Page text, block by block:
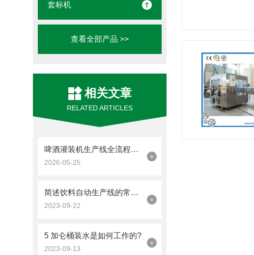
套标机
查看全部产品 >>
相关文章
RELATED ARTICLES
啤酒灌装机生产线全流程解析：从空瓶回收到成品入库的自动化之旅
2026-05-25
+
简述饮料自动生产线的常见故障相应解决方法
2023-09-22
+
5 加仑桶装水是如何工作的?
2023-09-13
+